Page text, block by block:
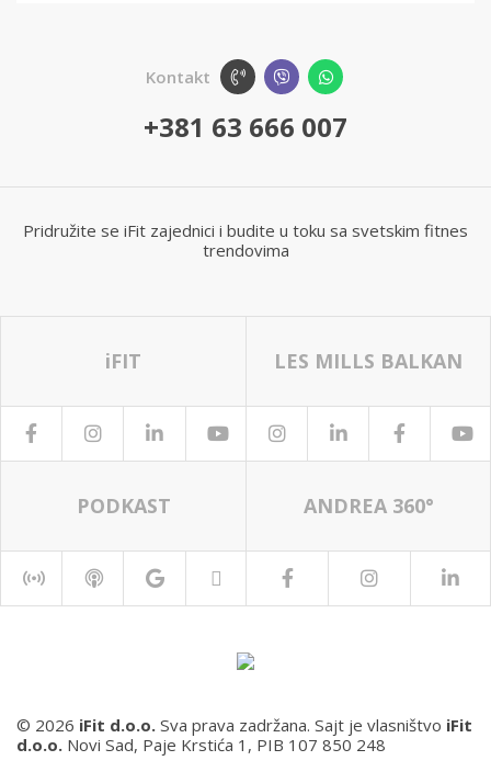
Kontakt
+381 63 666 007
Pridružite se iFit zajednici i budite u toku sa svetskim fitnes
trendovima
iFIT LES MILLS BALKAN
PODKAST ANDREA 360°
© 2026 iFit d.o.o. Sva prava zadržana. Sajt je vlasništvo iFit
d.o.o. Novi Sad, Paje Krstića 1, PIB 107 850 248